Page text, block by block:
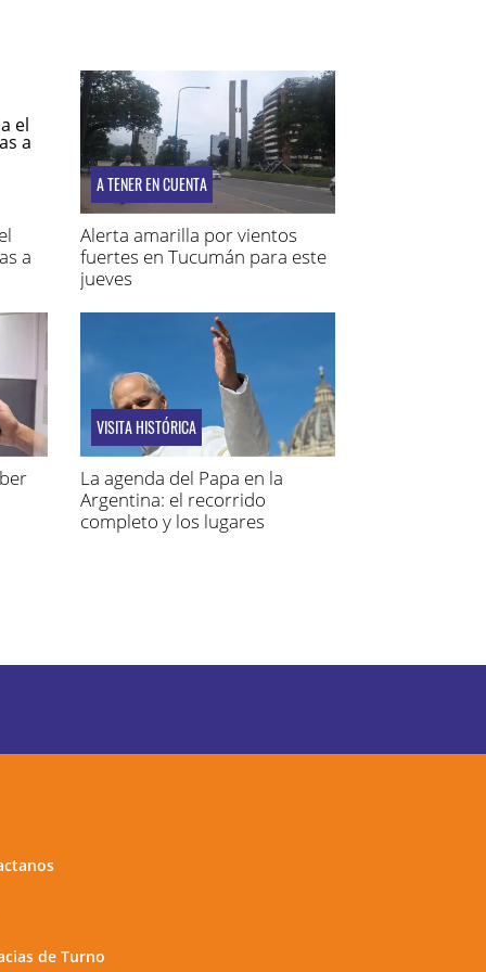
a
A TENER EN CUENTA
Alerta amarilla por vientos
fuertes en Tucumán para este
jueves
VISITA HISTÓRICA
La agenda del Papa en la
Argentina: el recorrido
completo y los lugares
de Turno